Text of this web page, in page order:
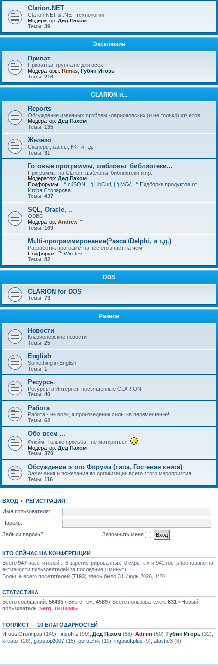
Clarion.NET
Clarion.NET & .NET технологии
Модератор: Дед Пахом
Темы: 39
Эксклюзив
Приват
Приватная группа не для всех
Модераторы: Rimas
Губин Игорь
Темы: 216
CLARION и...
Reports
Обсуждение извечных проблем кларионовских (и не только) отчетов
Модератор: Дед Пахом
Темы: 135
Железо
Сканеры, кассы, ККТ и т.д.
Темы: 31
Готовые программы, шаблоны, библиотеки...
Программы на Clarion, шаблоны, библиотеки и пр.
Модератор: Дед Пахом
Подфорумы:
cJSON LibCurl MAV,
Подборка продуктов от
Игоря Столярова
Темы: 437
SQL, Oracle, ...
ODBC
Модератор: Andrew™
Темы: 169
Multi-программирование(Pascal/Delphi, и т.д.)
Разработка программ на пес его знает на чем
Подфорум:
WinDev
Темы: 82
DOS
CLARION for DOS
Темы: 73
Разное
Новости
Кларионовские новости
Темы: 25
English
Something in English
Темы: 1
Ресурсы
Ресурсы в Интернет, посвященные CLARION
Темы: 40
Работа
Работа - не волк, а произведение силы на перемещение!
Темы: 62
Обо всем ...
Флейм. Только просьба - не материться!
Модератор: Дед Пахом
Темы: 370
Обсуждение этого Форума (типа, Гостевая книга)
Замечания и пожелания по организации всего этого мероприятия...
Темы: 116
ВХОД •
РЕГИСТРАЦИЯ
Имя пользователя:
Пароль:
Забыли пароль?
Запомнить меня
КТО СЕЙЧАС НА КОНФЕРЕНЦИИ
Всего 947 посетителей :: 6 зарегистрированных, 0 скрытых и 941 гость (основано на
активности пользователей за последние 5 минут)
Больше всего посетителей (7193) здесь было 31 Июль 2026, 1:20
СТАТИСТИКА
Всего сообщений: 56435 • Всего тем: 4589 • Всего пользователей: 631 • Новый
пользователь: Serg_19700905
ТОПЛИСТ — 10 БЛАГОДАРНОСТЕЙ
Игорь Столяров (149), finsoftrz (90), Дед Пахом (58), Admin (50), Губин Игорь (32),
kreator (28), gopstop2007 (15), porutchik (10), ingasoftplus (9), atashe3 (8)